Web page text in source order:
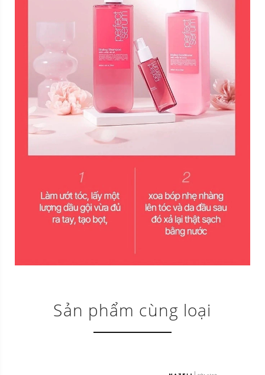
Sản phẩm cùng loại